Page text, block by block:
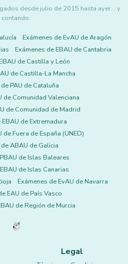
desde julio de 2015 hasta ayer... y
contando.
Exámenes de EvAU de Aragón
Exámenes de EBAU de Cantabria
de Castilla y León
de Castilla-La Mancha
PAU de Cataluña
de Comunidad Valenciana
de Comunidad de Madrid
EBAU de Extremadura
de Fuera de España (UNED)
ABAU de Galicia
de Islas Baleares
de Islas Canarias
Exámenes de EvAU de Navarra
EAU de País Vasco
de Región de Murcia
Legal